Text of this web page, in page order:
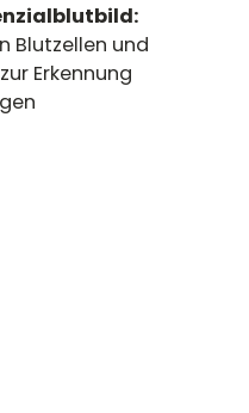
Blutzellen und
Erkennung